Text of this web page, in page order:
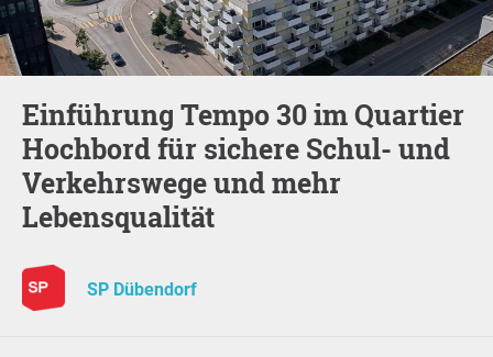
Einführung Tempo 30 im Quartier
Hochbord für sichere Schul- und
Verkehrswege und mehr
Lebensqualität
SP Dübendorf